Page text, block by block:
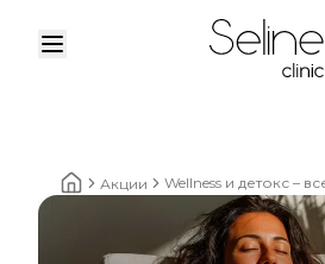
Home breadcrumbs
Акции Wellness и детокс –